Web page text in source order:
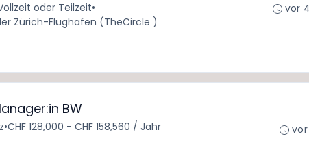
oder Teilzeit•
Zürich-Flughafen (TheCircle )
vor
BW
•CHF 128,000 - CHF 158,560 / Jahr
vor